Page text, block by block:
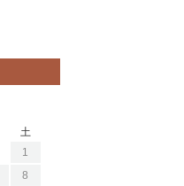
土
1
8